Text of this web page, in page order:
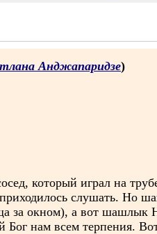
Анджапаридзе)
который играл на
слушать. Но
за окном), а вот шашлык
Бог нам всем терпения.